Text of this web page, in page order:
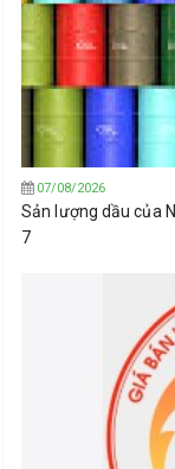
07/08/2026
Sản lượng dầu của
7